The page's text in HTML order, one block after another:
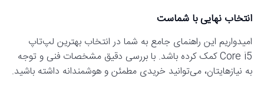
انتخاب نهایی با شماست
امیدواریم این راهنمای جامع به شما در انتخاب بهترین لپ‌تاپ
Core i5 کمک کرده باشد. با بررسی دقیق مشخصات فنی و توجه
به نیازهایتان، می‌توانید خریدی مطمئن و هوشمندانه داشته باشید.